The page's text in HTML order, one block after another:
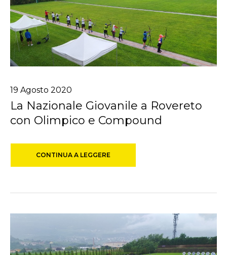
19 Agosto 2020
La Nazionale Giovanile a Rovereto
con Olimpico e Compound
CONTINUA A LEGGERE